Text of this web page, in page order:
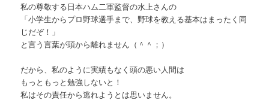
私の尊敬する日本ハム二軍監督の水上さんの
「小学生からプロ野球選手まで、野球を教える基本はまったく同
じだぞ！」
と言う言葉が頭から離れません（＾＾；）
だから、私のように実績もなく頭の悪い人間は
もっともっと勉強しないと！
私はその責任から逃れようとは思いません。